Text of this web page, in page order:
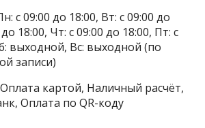
с 09:00 до 18:00, Вт: с 09:00 до
18:00, Чт: с 09:00 до 18:00, Пт: с
выходной, Вс: выходной (по
записи)
картой, Наличный расчёт,
Оплата по QR-коду